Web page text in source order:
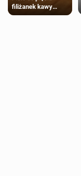
filiżanek kawy
dziennie jest